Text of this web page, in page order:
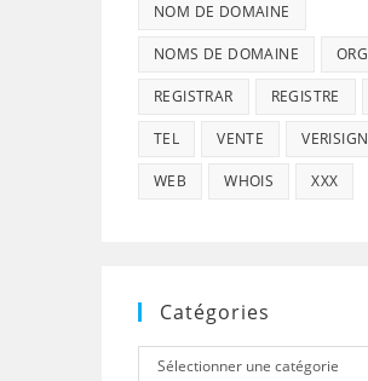
NOM DE DOMAINE
NOMS DE DOMAINE ORG
REGISTRAR REGISTRE
TEL VENTE VERISIGN
WEB WHOIS XXX
Catégories
Catégories
Sélectionner une catégorie